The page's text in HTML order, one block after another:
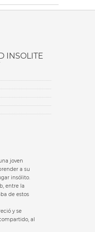
INSOLITE
joven
a su
insólito.
entre la
de estos
y se
al